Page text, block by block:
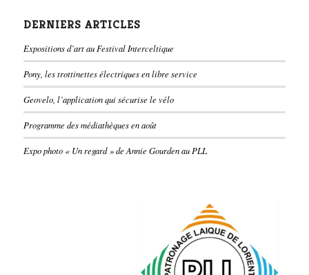
DERNIERS ARTICLES
Expositions d’art au Festival Interceltique
Pony, les trottinettes électriques en libre service
Geovelo, l’application qui sécurise le vélo
Programme des médiathèques en août
Expo photo « Un regard » de Annie Gourden au PLL